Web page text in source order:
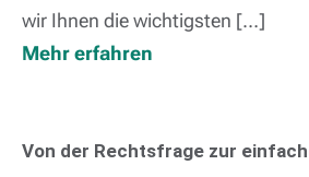
wir Ihnen die wichtigsten […]
Mehr erfahren
Von der Rechtsfrage zur